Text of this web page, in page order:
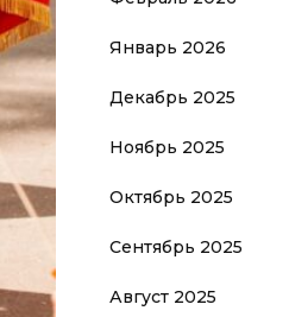
Январь 2026
Декабрь 2025
Ноябрь 2025
Октябрь 2025
Сентябрь 2025
Август 2025